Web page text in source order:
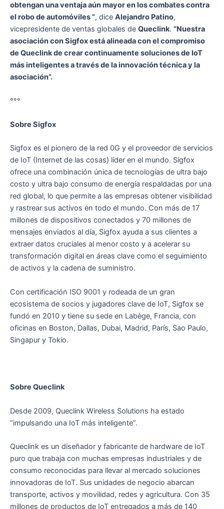
obtengan una ventaja aún mayor en los combates contra
el robo de automóviles ”, dice Alejandro Patino,
vicepresidente de ventas globales de Queclink. “Nuestra
asociación con Sigfox está alineada con el compromiso
de Queclink de crear continuamente soluciones de IoT
más inteligentes a través de la innovación técnica y la
asociación”.
°°°
Sobre Sigfox
Sigfox es el pionero de la red 0G y el proveedor de servicios
de IoT (Internet de las cosas) líder en el mundo. Sigfox
ofrece una combinación única de tecnologías de ultra bajo
costo y ultra bajo consumo de energía respaldadas por una
red global, lo que permite a las empresas obtener visibilidad
y rastrear sus activos en todo el mundo. Con más de 17
millones de dispositivos conectados y 70 millones de
mensajes enviados al día, Sigfox ayuda a sus clientes a
extraer datos cruciales al menor costo y a acelerar su
transformación digital en áreas clave como el seguimiento
de activos y la cadena de suministro.
Con certificación ISO 9001 y rodeada de un gran
ecosistema de socios y jugadores clave de IoT, Sigfox se
fundó en 2010 y tiene su sede en Labège, Francia, con
oficinas en Boston, Dallas, Dubai, Madrid, París, Sao Paulo,
Singapur y Tokio.
Sobre Queclink
Desde 2009, Queclink Wireless Solutions ha estado
“impulsando una IoT más inteligente”.
Queclink es un diseñador y fabricante de hardware de IoT
puro que trabaja con muchas empresas industriales y de
consumo reconocidas para llevar al mercado soluciones
innovadoras de IoT. Sus unidades de negocio abarcan
transporte, activos y movilidad, redes y agricultura. Con 35
millones de productos de IoT entregados a más de 140